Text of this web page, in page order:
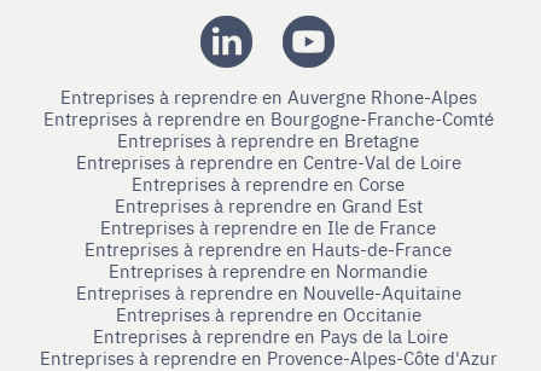
Entreprises à reprendre en Auvergne Rhone-Alpes
Entreprises à reprendre en Bourgogne-Franche-Comté
Entreprises à reprendre en Bretagne
Entreprises à reprendre en Centre-Val de Loire
Entreprises à reprendre en Corse
Entreprises à reprendre en Grand Est
Entreprises à reprendre en Ile de France
Entreprises à reprendre en Hauts-de-France
Entreprises à reprendre en Normandie
Entreprises à reprendre en Nouvelle-Aquitaine
Entreprises à reprendre en Occitanie
Entreprises à reprendre en Pays de la Loire
Entreprises à reprendre en Provence-Alpes-Côte d'Azur